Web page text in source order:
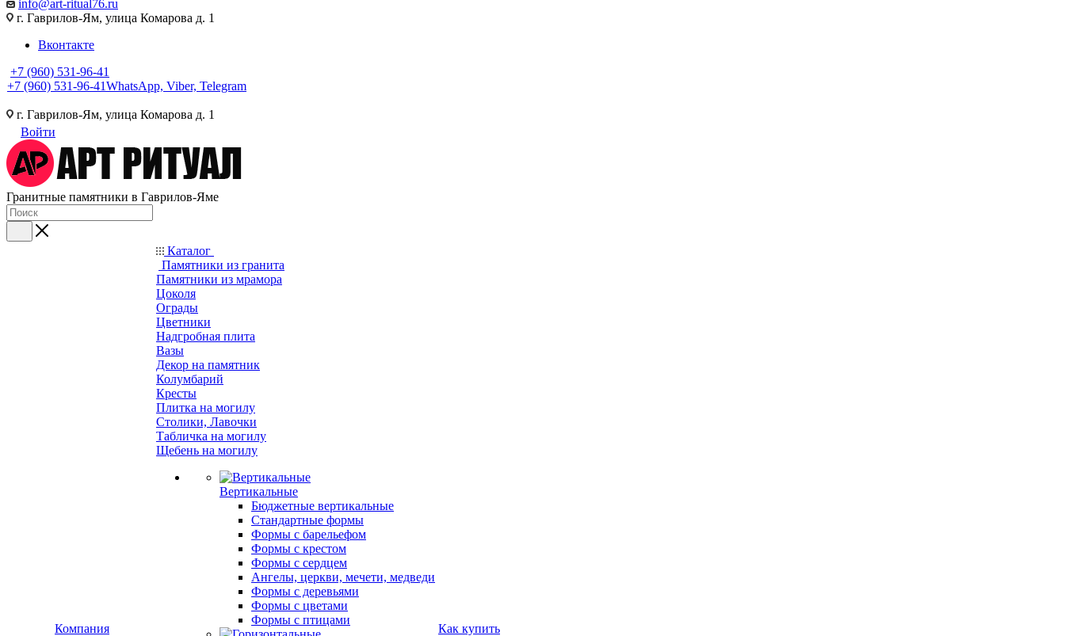
info@art-ritual76.ru
г. Гаврилов-Ям, улица Комарова д. 1
Вконтакте
+7 (960) 531-96-41
+7 (960) 531-96-41WhatsApp, Viber, Telegram
г. Гаврилов-Ям, улица Комарова д. 1
Войти
Гранитные памятники в Гаврилов-Яме
Компания
Каталог
Памятники из гранита
Памятники из мрамора
Цоколя
Ограды
Цветники
Надгробная плита
Вазы
Декор на памятник
Колумбарий
Кресты
Плитка на могилу
Столики, Лавочки
Табличка на могилу
Щебень на могилу
Вертикальные
Бюджетные вертикальные
Стандартные формы
Формы с барельефом
Формы с крестом
Формы с сердцем
Ангелы, церкви, мечети, медведи
Формы с деревьями
Формы с цветами
Формы с птицами
Как купить